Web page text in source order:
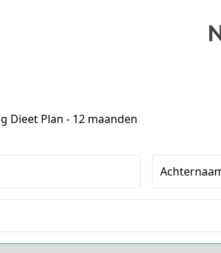
Dieet Plan - 12 maanden